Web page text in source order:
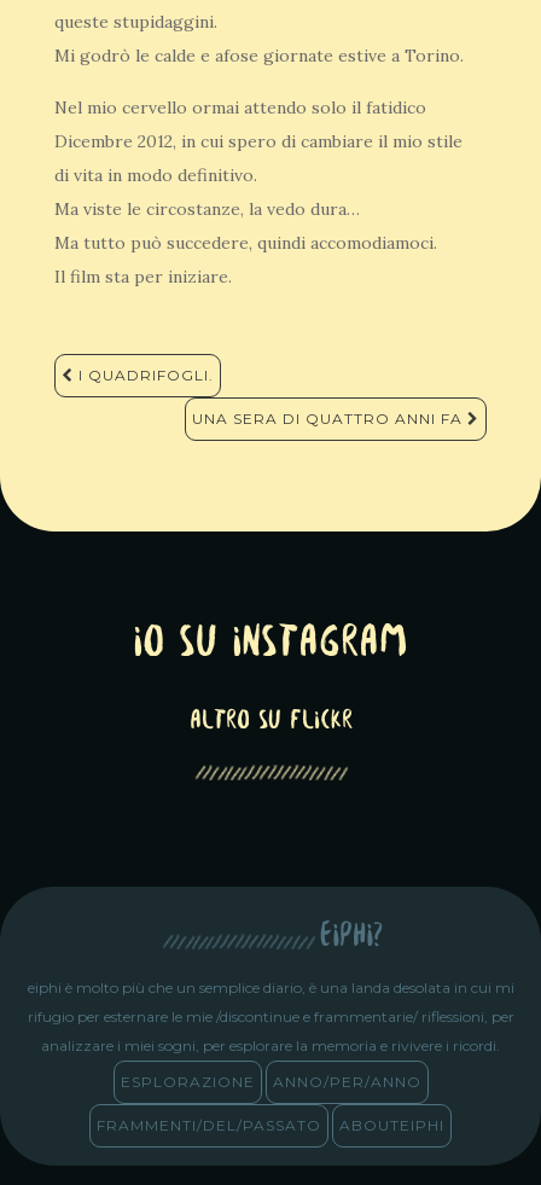
queste stupidaggini.
Mi godrò le calde e afose giornate estive a Torino.
Nel mio cervello ormai attendo solo il fatidico
Dicembre 2012, in cui spero di cambiare il mio stile
di vita in modo definitivo.
Ma viste le circostanze, la vedo dura…
Ma tutto può succedere, quindi accomodiamoci.
Il film sta per iniziare.
Navigazione
articoli
I QUADRIFOGLI.
UNA SERA DI QUATTRO ANNI FA
Io su Instagram
altro su Flickr
eiphi?
eiphi è molto più che un semplice diario, è una landa desolata in cui mi
rifugio per esternare le mie /discontinue e frammentarie/ riflessioni, per
analizzare i miei sogni, per esplorare la memoria e rivivere i ricordi.
ESPLORAZIONE
ANNO/PER/ANNO
FRAMMENTI/DEL/PASSATO ABOUTEIPHI